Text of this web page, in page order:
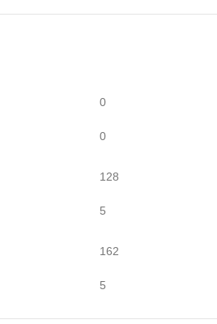
0
0
128
5
162
5